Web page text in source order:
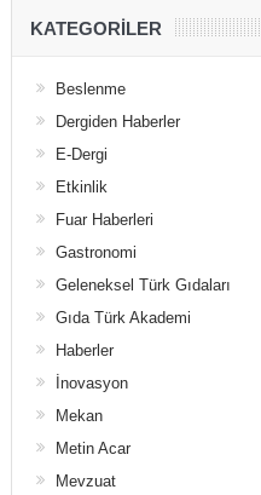
KATEGORILER
Beslenme
Dergiden Haberler
E-Dergi
Etkinlik
Fuar Haberleri
Gastronomi
Geleneksel Türk Gıdaları
Gıda Türk Akademi
Haberler
İnovasyon
Mekan
Metin Acar
Mevzuat